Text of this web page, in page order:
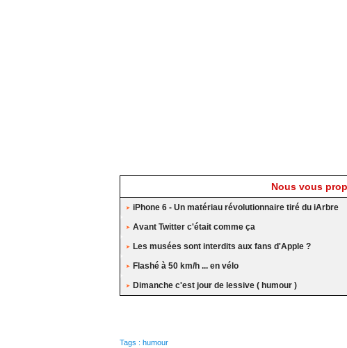
Nous vous
iPhone 6 - Un matériau révolutionnaire tiré du iArbre
Avant Twitter c'était comme ça
Les musées sont interdits aux fans d'Apple ?
Flashé à 50 km/h ... en vélo
Dimanche c'est jour de lessive ( humour )
Tags : humour